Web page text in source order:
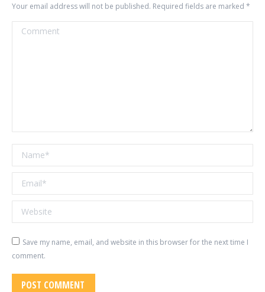
Your email address will not be published. Required fields are marked *
Comment
Name *
Email *
Website
Save my name, email, and website in this browser for the next time I
comment.
POST COMMENT